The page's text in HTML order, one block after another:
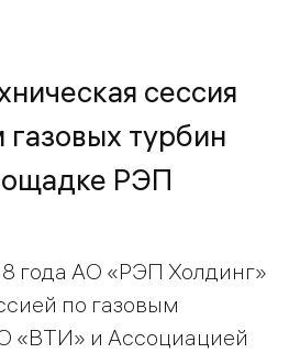
сессия
турбин
РЭП
года АО «РЭП Холдинг»
по газовым
«ВТИ» и Ассоциацией